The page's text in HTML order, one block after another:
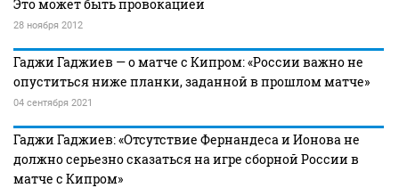
Это может быть провокацией
28 ноября 2012
Гаджи Гаджиев — о матче с Кипром: «России важно не
опуститься ниже планки, заданной в прошлом матче»
04 сентября 2021
Гаджи Гаджиев: «Отсутствие Фернандеса и Ионова не
должно серьезно сказаться на игре сборной России в
матче с Кипром»